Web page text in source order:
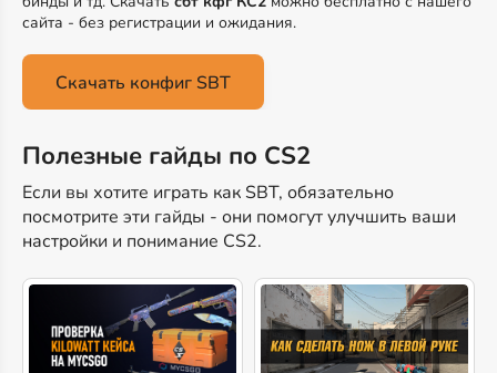
сайта - без регистрации и ожидания.
Скачать конфиг SBT
Полезные гайды по CS2
Если вы хотите играть как SBT, обязательно
посмотрите эти гайды - они помогут улучшить ваши
настройки и понимание CS2.